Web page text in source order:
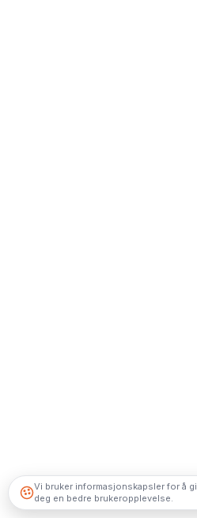
Vi bruker informasjonskapsler for å gi
deg en bedre brukeropplevelse.